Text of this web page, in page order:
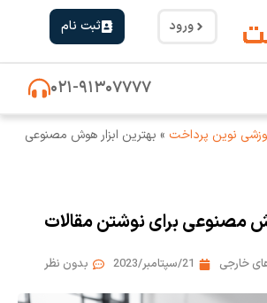
ورود ثبت نام
۰۲۱-۹۱۳۰۷۷۷۷
نوین پرداخت » بهترین ابزار هوش مصنوعی
مصنوعی برای نوشتن مقالات
خارجی 21/سپتامبر/2023 بدون نظر